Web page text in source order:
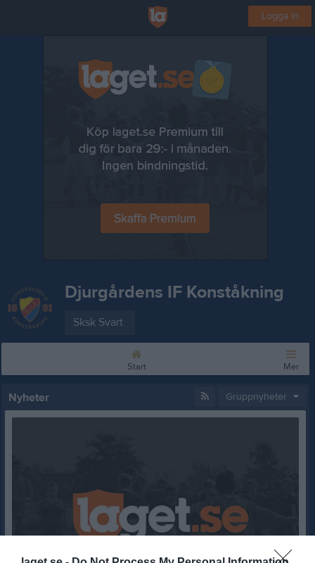
Logga in
Djurgårdens IF Konståkning
Sksk Svart
Start Mer
Nyheter Gruppnyheter